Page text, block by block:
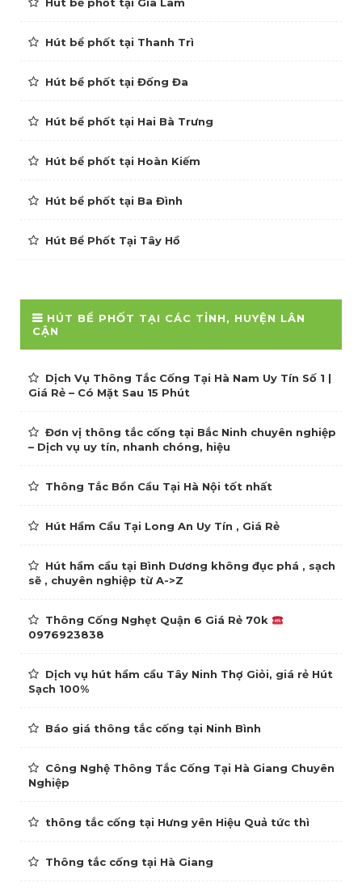
Hút bể phốt tại Gia Lâm
Hút bể phốt tại Thanh Trì
Hút bể phốt tại Đống Đa
Hút bể phốt tại Hai Bà Trưng
Hút bể phốt tại Hoàn Kiếm
Hút bể phốt tại Ba Đình
Hút Bể Phốt Tại Tây Hồ
HÚT BỂ PHỐT TẠI CÁC TỈNH, HUYỆN LÂN
CẬN
Dịch Vụ Thông Tắc Cống Tại Hà Nam Uy Tín Số 1 |
Giá Rẻ – Có Mặt Sau 15 Phút
Đơn vị thông tắc cống tại Bắc Ninh chuyên nghiệp
– Dịch vụ uy tín, nhanh chóng, hiệu
Thông Tắc Bồn Cầu Tại Hà Nội tốt nhất
Hút Hầm Cầu Tại Long An Uy Tín , Giá Rẻ
Hút hầm cầu tại Bình Dương không đục phá , sạch
sẽ , chuyên nghiệp từ A->Z
Thông Cống Nghẹt Quận 6 Giá Rẻ 70k
0976923838
Dịch vụ hút hầm cầu Tây Ninh Thợ Giỏi, giá rẻ Hút
Sạch 100%
Báo giá thông tắc cống tại Ninh Bình
Công Nghệ Thông Tắc Cống Tại Hà Giang Chuyên
Nghiệp
thông tắc cống tại Hưng yên Hiệu Quả tức thì
Thông tắc cống tại Hà Giang